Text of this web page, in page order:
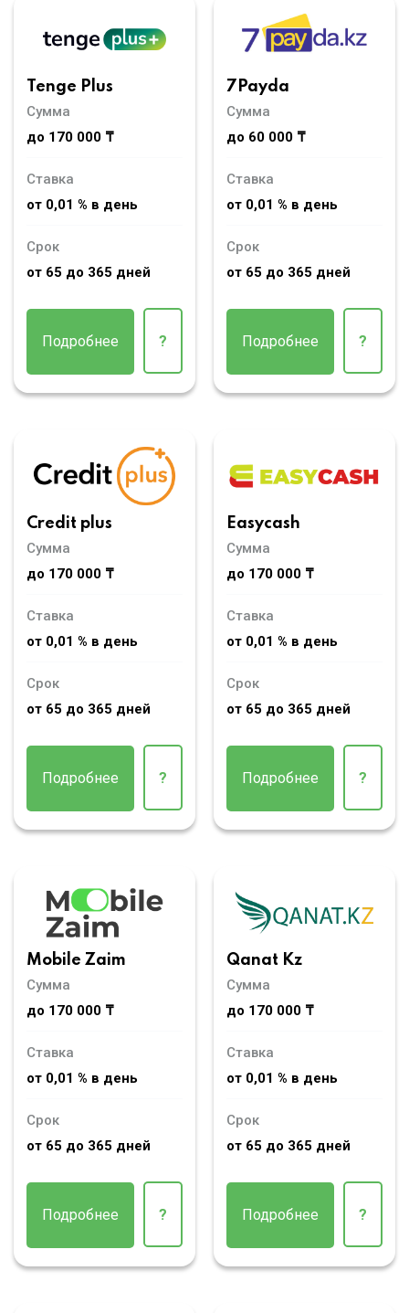
Tenge Plus
Сумма
до 170 000 ₸
Ставка
от 0,01 % в день
Срок
от 65 до 365 дней
Подробнее ?
7Payda
Сумма
до 60 000 ₸
Ставка
от 0,01 % в день
Срок
от 65 до 365 дней
Подробнее ?
Credit plus
Сумма
до 170 000 ₸
Ставка
от 0,01 % в день
Срок
от 65 до 365 дней
Подробнее ?
Easycash
Сумма
до 170 000 ₸
Ставка
от 0,01 % в день
Срок
от 65 до 365 дней
Подробнее ?
Mobile Zaim
Сумма
до 170 000 ₸
Ставка
от 0,01 % в день
Срок
от 65 до 365 дней
Подробнее ?
Qanat Kz
Сумма
до 170 000 ₸
Ставка
от 0,01 % в день
Срок
от 65 до 365 дней
Подробнее ?